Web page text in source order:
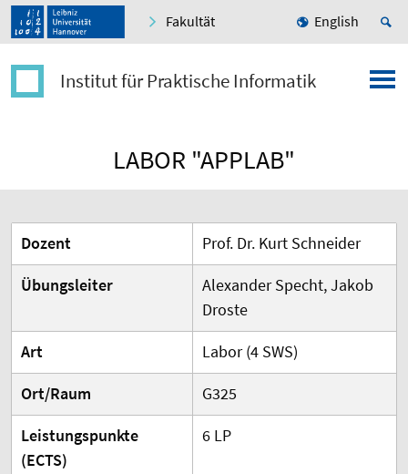
Fakultät English
Institut für Praktische Informatik
LABOR "APPLAB"
Dozent
Prof. Dr. Kurt Schneider
Übungsleiter
Alexander Specht, Jakob
Droste
Art
Labor (4 SWS)
Ort/Raum
G325
Leistungspunkte
(ECTS)
6 LP